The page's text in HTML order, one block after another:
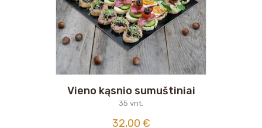
Vieno kąsnio sumuštiniai
35 vnt.
32,00 €